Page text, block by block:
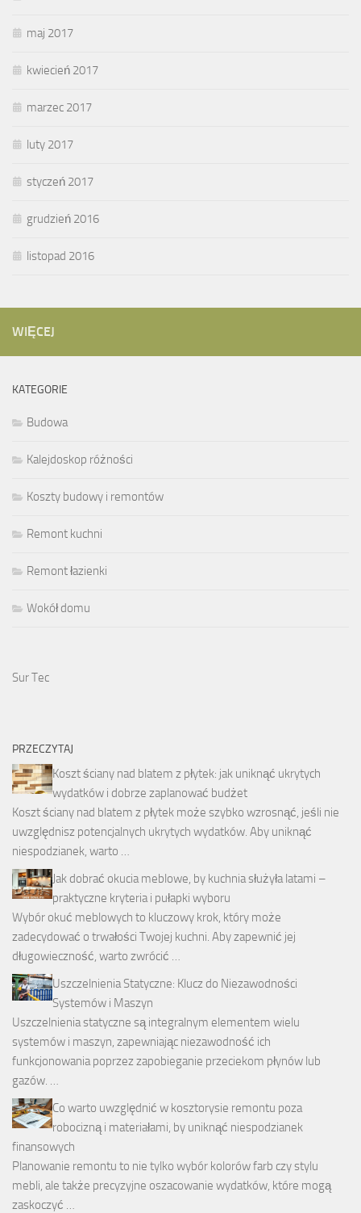
maj 2017
kwiecień 2017
marzec 2017
luty 2017
styczeń 2017
grudzień 2016
listopad 2016
WIĘCEJ
KATEGORIE
Budowa
Kalejdoskop różności
Koszty budowy i remontów
Remont kuchni
Remont łazienki
Wokół domu
Sur Tec
PRZECZYTAJ
Koszt ściany nad blatem z płytek: jak uniknąć ukrytych
wydatków i dobrze zaplanować budżet
Koszt ściany nad blatem z płytek może szybko wzrosnąć, jeśli nie
uwzględnisz potencjalnych ukrytych wydatków. Aby uniknąć
niespodzianek, warto …
Jak dobrać okucia meblowe, by kuchnia służyła latami –
praktyczne kryteria i pułapki wyboru
Wybór okuć meblowych to kluczowy krok, który może
zadecydować o trwałości Twojej kuchni. Aby zapewnić jej
długowieczność, warto zwrócić …
Uszczelnienia Statyczne: Klucz do Niezawodności
Systemów i Maszyn
Uszczelnienia statyczne są integralnym elementem wielu
systemów i maszyn, zapewniając niezawodność ich
funkcjonowania poprzez zapobieganie przeciekom płynów lub
gazów. …
Co warto uwzględnić w kosztorysie remontu poza
robocizną i materiałami, by uniknąć niespodzianek
finansowych
Planowanie remontu to nie tylko wybór kolorów farb czy stylu
mebli, ale także precyzyjne oszacowanie wydatków, które mogą
zaskoczyć …